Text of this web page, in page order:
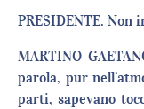
PRESIDENTE. Non
MARTINO
parola, pur
parti, sapevano